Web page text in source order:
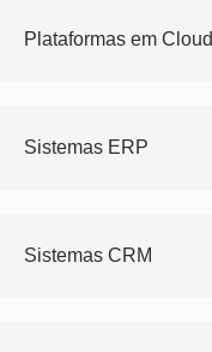
Plataformas em Cloud
Sistemas ERP
Sistemas CRM